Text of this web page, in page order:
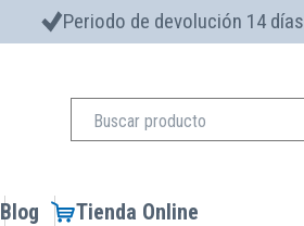
Periodo de devolución 14 días
Blog Tienda Online